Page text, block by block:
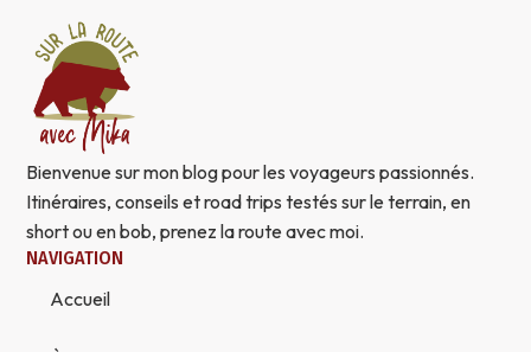
Bienvenue sur mon blog pour les voyageurs passionnés.
Itinéraires, conseils et road trips testés sur le terrain, en
short ou en bob, prenez la route avec moi.
NAVIGATION
Accueil